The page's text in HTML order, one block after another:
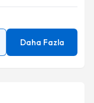
Daha Fazla